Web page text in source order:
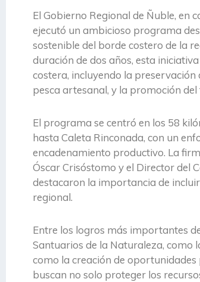
El Gobierno Regional de Ñuble, en
ejecutó un ambicioso programa
sostenible del borde costero de la
duración de dos años, esta
costera, incluyendo la preservación
pesca artesanal, y la promoción
El programa se centró en los 58
hasta Caleta Rinconada, con un
encadenamiento productivo. La
Óscar Crisóstomo y el Director del
destacaron la importancia de
regional.
Entre los logros más importantes
Santuarios de la Naturaleza, como
como la creación de oportunidades
buscan no solo proteger los